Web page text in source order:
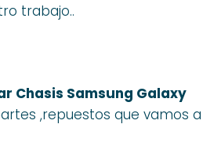
trabajo..
Chasis Samsung Galaxy
,repuestos que vamos a